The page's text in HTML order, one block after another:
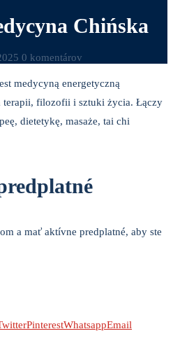
Chińska
0 komentárov
medycyną energetyczną
terapii, filozofii i sztuki życia. Łączy
dietetykę, masaże, tai chi
a mať aktívne predplatné, aby ste
PinterestWhatsappEmail